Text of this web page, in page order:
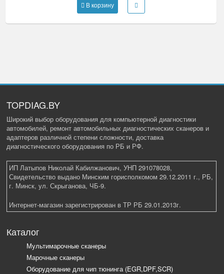
В корзину
TOPDIAG.BY
Широкий выбор оборудования для компьютерной диагностики
автомобилей, ремонт автомобильных диагностических сканеров и
адаптеров различной степени сложности, доставка
диагностического оборудования по РБ и РФ.
ИП Латыпов Николай Кабилжанович, УНП 291078028,
Свидетельство выдано Минским горисполкомом 29.12.2011 г., РБ,
г. Минск, ул. Скрыганова, ЧБ-9.
Интернет-магазин зарегистрирован в ТР РБ 29.01.2013г.
Каталог
Мультимарочные сканеры
Марочные сканеры
Оборудование для чип тюнинга (EGR,DPF,SCR)